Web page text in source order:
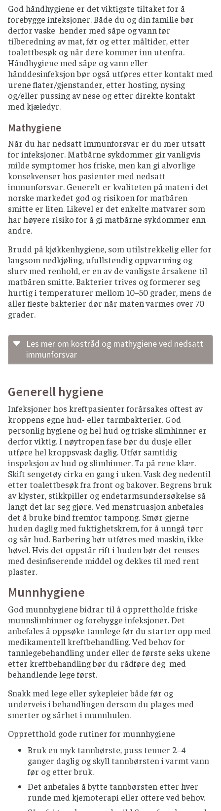
God håndhygiene er det viktigste tiltaket for å
forebygge infeksjoner. Både du og din familie bør
derfor vaske hender med såpe og vann før
tilberedning av mat, før og etter måltider, etter
toalettbesøk og når dere kommer inn utenfra.
Håndhygiene med såpe og vann eller
hånddesinfeksjon bør også utføres etter kontakt med
urene flater/gjenstander, etter hosting, nysing
og/eller pussing av nese og etter direkte kontakt
med kjæledyr.
Mathygiene
Når du har nedsatt immunforsvar er du mer utsatt
for infeksjoner. Matbårne sykdommer gir vanligvis
milde symptomer hos friske, men kan gi alvorlige
konsekvenser hos pasienter med nedsatt
immunforsvar. Generelt er kvaliteten på maten i det
norske markedet god og risikoen for matbåren
smitte er liten. Likevel er det enkelte matvarer som
har høyere risiko for å gi matbårne sykdommer enn
andre.
Brudd på kjøkkenhygiene, som utilstrekkelig eller for
langsom nedkjøling, ufullstendig oppvarming og
slurv med renhold, er en av de vanligste årsakene til
matbåren smitte. Bakterier trives og formerer seg
hurtig i temperaturer mellom 10–50 grader, mens de
aller fleste bakterier dør når maten varmes over 70
grader.
Les mer om kostråd og mathygiene ved nedsatt
immunforsvar
håndtere maten på en trygg måte. Anbefalingene
er ment som forebyggende tiltak for
kreftpasienter som er i en nøytropen fase av
behandlingsforløpet.
Råd og anbefalinger for matvarer
EGG
Norske egg anses som trygt, bør brukes innen
«best før»-dato.
Importerte egg og mat laget av slike egg må
varmebehandles (hardkokt eller
gjennomstekt) eller være pasteurisert.
FISK OG SJØMAT
Rakfisk må unngås helt.
råvarer, god kjøling og god hygiene.
Villfisk som skal spises rå, må dypfryses minst
et døgn. Gjelder ikke norsk oppdrettslaks
eller ørret.
Skjell og skalldyr serveres kun fullstendig
varmebehandlet.
Røkelaks og gravlaks er kun delvis anbefalt,
snakk med din behandlende lege om det er
FRUKT, BÆR OG GRØNNSAKER
Grønnsaker og frukt som skal spises rått bør
skylles grundig
Alle bær bør helst varmebehandles, særlig
viktig for bær fra utlandet
Benytt helst pasteurisert fruktjuice og
smoothies.
Importert rå minimais, sukkererter og
Generell hygiene
Infeksjoner hos kreftpasienter forårsakes oftest av
kroppens egne hud- eller tarmbakterier. God
personlig hygiene og hel hud og friske slimhinner er
derfor viktig. I nøytropen fase bør du dusje eller
utføre hel kroppsvask daglig. Utfør samtidig
inspeksjon av hud og slimhinner. Ta på rene klær.
Skift sengetøy cirka en gang i uken. Vask deg nedentil
etter toalettbesøk fra front og bakover. Begrens bruk
av klyster, stikkpiller og endetarmsundersøkelse så
langt det lar seg gjøre. Ved menstruasjon anbefales
det å bruke bind fremfor tampong. Smør gjerne
huden daglig med fuktighetskrem, for å unngå tørr
og sår hud. Barbering bør utføres med maskin, ikke
høvel. Hvis det oppstår rift i huden bør det renses
med desinfiserende middel og dekkes til med rent
plaster.
Munnhygiene
God munnhygiene bidrar til å opprettholde friske
munnslimhinner og forebygge infeksjoner. Det
anbefales å oppsøke tannlege før du starter opp med
medikamentell kreftbehandling. Ved behov for
tannlegebehandling under eller de første seks ukene
etter kreftbehandling bør du rådføre deg med
behandlende lege først.
Snakk med lege eller sykepleier både før og
underveis i behandlingen dersom du plages med
smerter og sårhet i munnhulen.
Oppretthold gode rutiner for munnhygiene
Bruk en myk tannbørste, puss tenner 2–4
ganger daglig og skyll tannbørsten i varmt vann
før og etter bruk.
Det anbefales å bytte tannbørsten etter hver
runde med kjemoterapi eller oftere ved behov.